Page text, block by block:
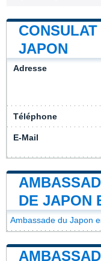
JAPON
Adresse
Téléphone
E-Mail
DE JAPON
Ambassade du Japon